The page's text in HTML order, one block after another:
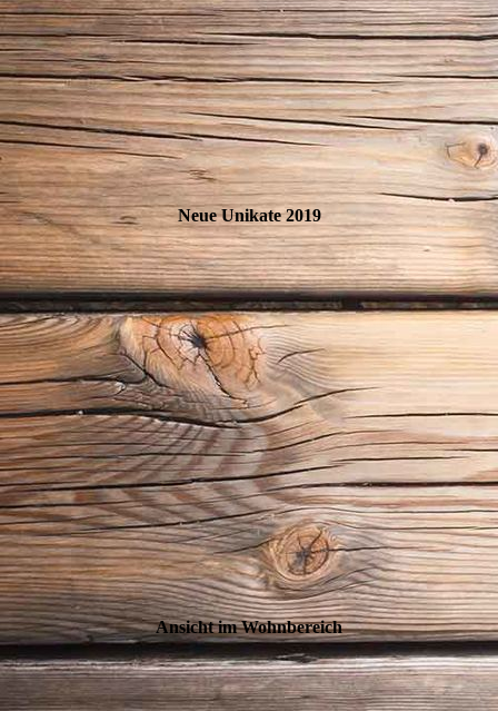
Neue Unikate 2019
Ansicht im Wohnbereich